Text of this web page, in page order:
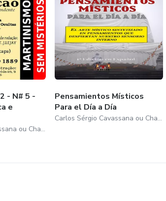
- N# 5 -
e
Carlos Sérgio Cavassana ou Charles Lucien de Lièvre
Pensamientos Místicos
Para el Día a Día
Carlos Sérgio Cavassana ou Charles Lucien de Lièvre